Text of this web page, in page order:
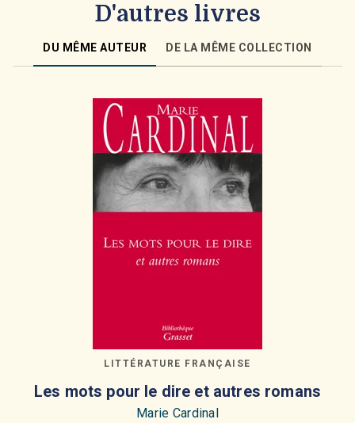
D'autres livres
DU MÊME AUTEUR DE LA MÊME COLLECTION
LITTÉRATURE FRANÇAISE
Les mots pour le dire et autres romans
Marie Cardinal